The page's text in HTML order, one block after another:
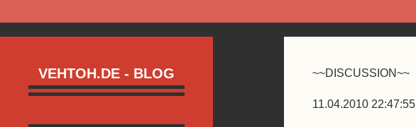
VEHTOH.DE - BLOG ~~DISCUSSION~~
11.04.2010 22:47:55